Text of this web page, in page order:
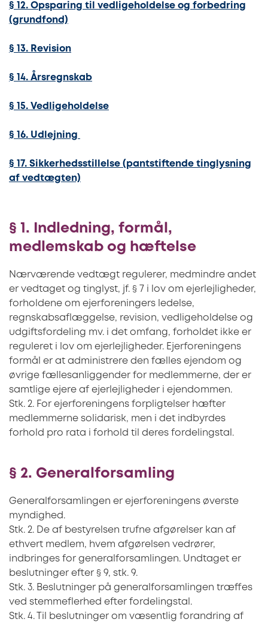
§ 12. Opsparing til vedligeholdelse og forbedring
(grundfond)
§ 13. Revision
§ 14. Årsregnskab
§ 15. Vedligeholdelse
§ 16. Udlejning
§ 17. Sikkerhedsstillelse (pantstiftende tinglysning
af vedtægten)
§ 1. Indledning, formål,
medlemskab og hæftelse
Nærværende vedtægt regulerer, medmindre andet
er vedtaget og tinglyst, jf. § 7 i lov om ejerlejligheder,
forholdene om ejerforeningers ledelse,
regnskabsaflæggelse, revision, vedligeholdelse og
udgiftsfordeling mv. i det omfang, forholdet ikke er
reguleret i lov om ejerlejligheder. Ejerforeningens
formål er at administrere den fælles ejendom og
øvrige fællesanliggender for medlemmerne, der er
samtlige ejere af ejerlejligheder i ejendommen.
Stk. 2. For ejerforeningens forpligtelser hæfter
medlemmerne solidarisk, men i det indbyrdes
forhold pro rata i forhold til deres fordelingstal.
§ 2. Generalforsamling
Generalforsamlingen er ejerforeningens øverste
myndighed.
Stk. 2. De af bestyrelsen trufne afgørelser kan af
ethvert medlem, hvem afgørelsen vedrører,
indbringes for generalforsamlingen. Undtaget er
beslutninger efter § 9, stk. 9.
Stk. 3. Beslutninger på generalforsamlingen træffes
ved stemmeflerhed efter fordelingstal.
Stk. 4. Til beslutninger om væsentlig forandring af